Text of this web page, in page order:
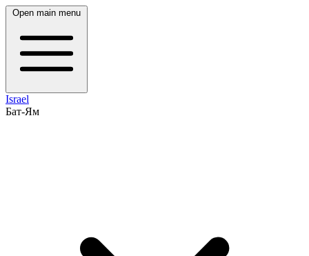
Open main menu
Israel
Бат-Ям